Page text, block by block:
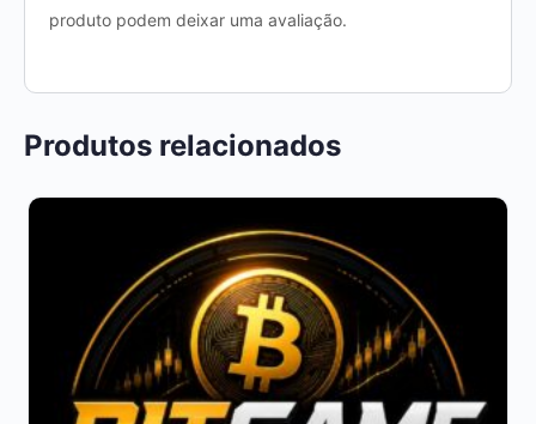
produto podem deixar uma avaliação.
Produtos relacionados